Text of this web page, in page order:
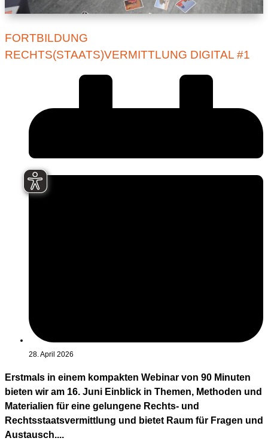
FORTBILDUNG
RECHTS(STAATS)VERMITTLUNG DIGITAL #1
28. April 2026
Erstmals in einem kompakten Webinar von 90 Minuten
bieten wir am 16. Juni Einblick in Themen, Methoden und
Materialien für eine gelungene Rechts- und
Rechtsstaatsvermittlung und bietet Raum für Fragen und
Austausch....